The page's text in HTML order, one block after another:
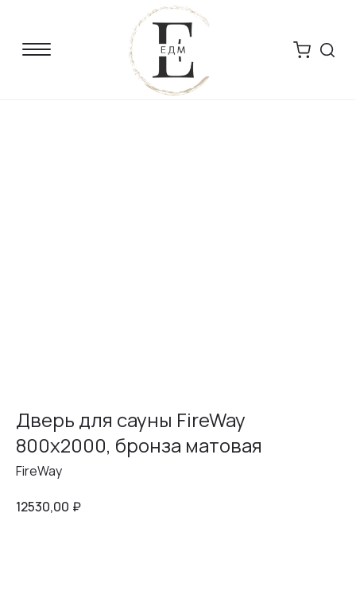
Дверь для сауны FireWay
800х2000, бронза матовая
FireWay
12530,00 ₽